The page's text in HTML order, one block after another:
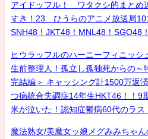
アイドッフル！ ワタクシ的まと
すき！23 ひうらのアニメ放送局
SNH48！JKT48！MNL48！SGO48
ヒウラッフルのハーニーフィニッシ
生前整理人！孤立し孤独死からの～
完結編＞ キャッシング計1500万返
つ病統合失調症14年生HKT46！！9
米が泣いた！認知症鬱病60代のラス
魔法熟女/美魔女ッ娘メグみみちゃ